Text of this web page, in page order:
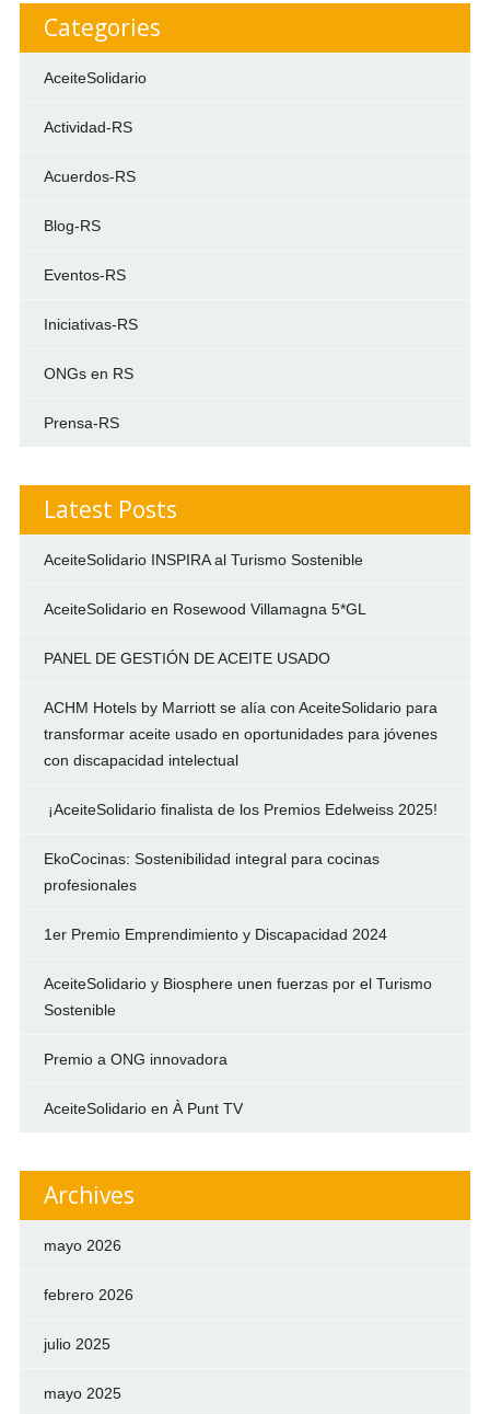
Categories
AceiteSolidario
Actividad-RS
Acuerdos-RS
Blog-RS
Eventos-RS
Iniciativas-RS
ONGs en RS
Prensa-RS
Latest Posts
AceiteSolidario INSPIRA al Turismo Sostenible
AceiteSolidario en Rosewood Villamagna 5*GL
PANEL DE GESTIÓN DE ACEITE USADO
ACHM Hotels by Marriott se alía con AceiteSolidario para
transformar aceite usado en oportunidades para jóvenes
con discapacidad intelectual
¡AceiteSolidario finalista de los Premios Edelweiss 2025!
EkoCocinas: Sostenibilidad integral para cocinas
profesionales
1er Premio Emprendimiento y Discapacidad 2024
AceiteSolidario y Biosphere unen fuerzas por el Turismo
Sostenible
Premio a ONG innovadora
AceiteSolidario en À Punt TV
Archives
mayo 2026
febrero 2026
julio 2025
mayo 2025